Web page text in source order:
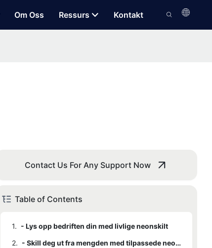
Om Oss Ressurs Kontakt
Contact Us For Any Support Now
Table of Contents
1. - Lys opp bedriften din med livlige neonskilt
2.
- Skill deg ut fra mengden med tilpassede neonskiltdesign